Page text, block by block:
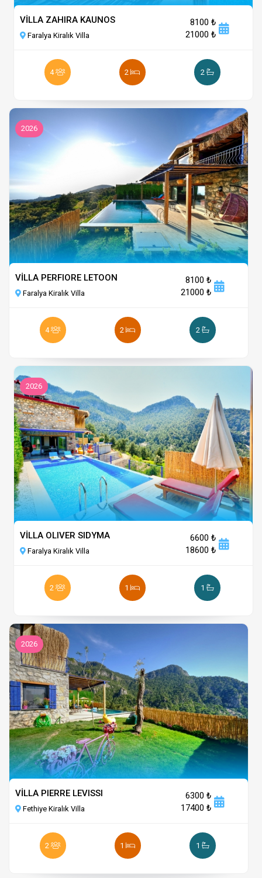
VİLLA ZAHIRA KAUNOS
Faralya Kiralık Villa
8100 ₺
21000 ₺
4 2 2
2026
VİLLA PERFIORE LETOON
Faralya Kiralık Villa
8100 ₺
21000 ₺
4 2 2
2026
VİLLA OLIVER SIDYMA
Faralya Kiralık Villa
6600 ₺
18600 ₺
2 1 1
2026
VİLLA PIERRE LEVISSI
Fethiye Kiralık Villa
6300 ₺
17400 ₺
2 1 1